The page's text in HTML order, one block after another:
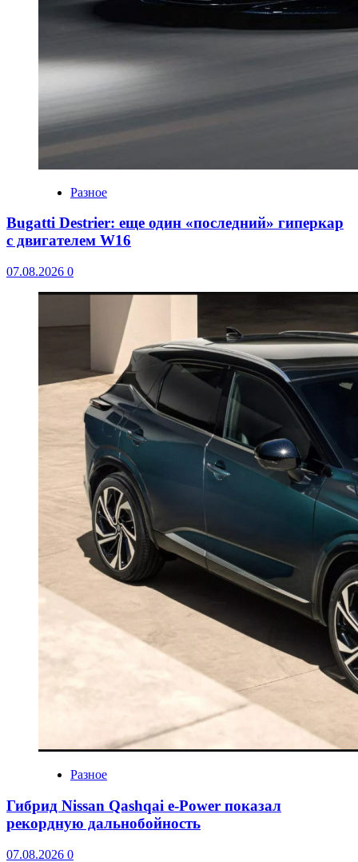
Разное
Bugatti Destrier: еще один «последний» гиперкар
с двигателем W16
07.08.2026 0
Разное
Гибрид Nissan Qashqai e-Power показал
рекордную дальнобойность
07.08.2026 0